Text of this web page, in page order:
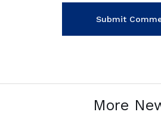
More